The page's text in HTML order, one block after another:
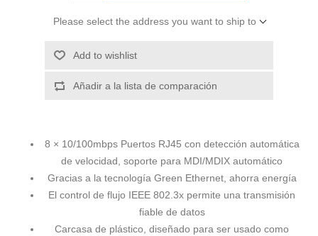
Please select the address you want to ship to
Add to wishlist
Añadir a la lista de comparación
8 × 10/100mbps Puertos RJ45 con detección automática
de velocidad, soporte para MDI/MDIX automático
Gracias a la tecnología Green Ethernet, ahorra energía
El control de flujo IEEE 802.3x permite una transmisión
fiable de datos
Carcasa de plástico, diseñado para ser usado como